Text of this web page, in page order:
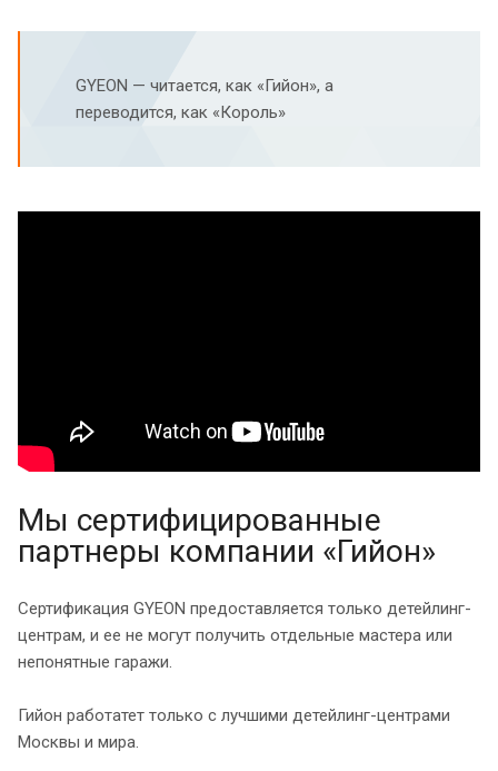
GYEON — читается, как «Гийон», а
переводится, как «Король»
Мы сертифицированные
партнеры компании «Гийон»
Сертификация GYEON предоставляется только детейлинг-
центрам, и ее не могут получить отдельные мастера или
непонятные гаражи.
Гийон работатет только с лучшими детейлинг-центрами
Москвы и мира.